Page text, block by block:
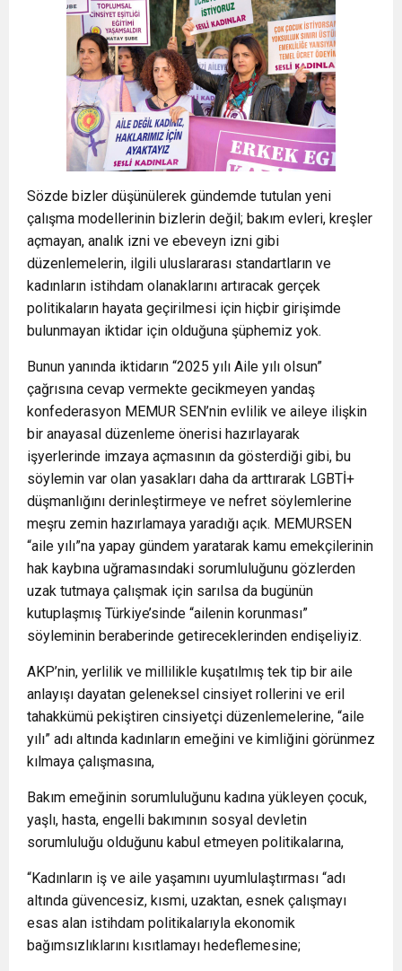
Sözde bizler düşünülerek gündemde tutulan yeni
çalışma modellerinin bizlerin değil; bakım evleri, kreşler
açmayan, analık izni ve ebeveyn izni gibi
düzenlemelerin, ilgili uluslararası standartların ve
kadınların istihdam olanaklarını artıracak gerçek
politikaların hayata geçirilmesi için hiçbir girişimde
bulunmayan iktidar için olduğuna şüphemiz yok.
Bunun yanında iktidarın “2025 yılı Aile yılı olsun”
çağrısına cevap vermekte gecikmeyen yandaş
konfederasyon MEMUR SEN’nin evlilik ve aileye ilişkin
bir anayasal düzenleme önerisi hazırlayarak
işyerlerinde imzaya açmasının da gösterdiği gibi, bu
söylemin var olan yasakları daha da arttırarak LGBTİ+
düşmanlığını derinleştirmeye ve nefret söylemlerine
meşru zemin hazırlamaya yaradığı açık. MEMURSEN
“aile yılı”na yapay gündem yaratarak kamu emekçilerinin
hak kaybına uğramasındaki sorumluluğunu gözlerden
uzak tutmaya çalışmak için sarılsa da bugünün
kutuplaşmış Türkiye’sinde “ailenin korunması”
söyleminin beraberinde getireceklerinden endişeliyiz.
AKP’nin, yerlilik ve millilikle kuşatılmış tek tip bir aile
anlayışı dayatan geleneksel cinsiyet rollerini ve eril
tahakkümü pekiştiren cinsiyetçi düzenlemelerine, “aile
yılı” adı altında kadınların emeğini ve kimliğini görünmez
kılmaya çalışmasına,
Bakım emeğinin sorumluluğunu kadına yükleyen çocuk,
yaşlı, hasta, engelli bakımının sosyal devletin
sorumluluğu olduğunu kabul etmeyen politikalarına,
“Kadınların iş ve aile yaşamını uyumlulaştırması “adı
altında güvencesiz, kısmi, uzaktan, esnek çalışmayı
esas alan istihdam politikalarıyla ekonomik
bağımsızlıklarını kısıtlamayı hedeflemesine;